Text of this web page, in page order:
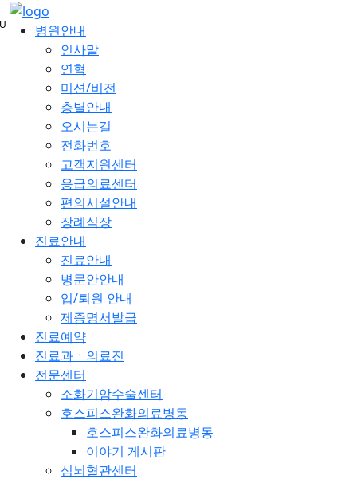
메
뉴
병원안내
인사말
연혁
미션/비전
층별안내
오시는길
전화번호
고객지원센터
응급의료센터
편의시설안내
장례식장
진료안내
진료안내
병문안안내
입/퇴원 안내
제증명서발급
진료예약
진료과ㆍ의료진
전문센터
소화기암수술센터
호스피스완화의료병동
호스피스완화의료병동
이야기 게시판
심뇌혈관센터